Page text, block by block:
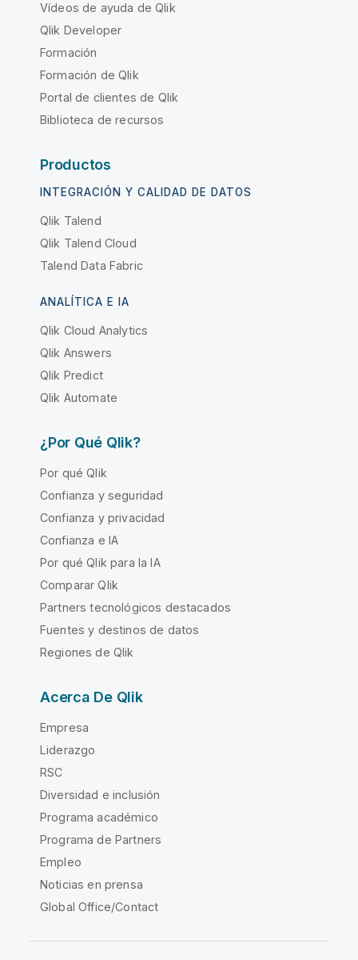
Vídeos de ayuda de Qlik
Qlik Developer
Formación
Formación de Qlik
Portal de clientes de Qlik
Biblioteca de recursos
Productos
INTEGRACIÓN Y CALIDAD DE DATOS
Qlik Talend
Qlik Talend Cloud
Talend Data Fabric
ANALÍTICA E IA
Qlik Cloud Analytics
Qlik Answers
Qlik Predict
Qlik Automate
¿Por Qué Qlik?
Por qué Qlik
Confianza y seguridad
Confianza y privacidad
Confianza e IA
Por qué Qlik para la IA
Comparar Qlik
Partners tecnológicos destacados
Fuentes y destinos de datos
Regiones de Qlik
Acerca De Qlik
Empresa
Liderazgo
RSC
Diversidad e inclusión
Programa académico
Programa de Partners
Empleo
Noticias en prensa
Global Office/Contact